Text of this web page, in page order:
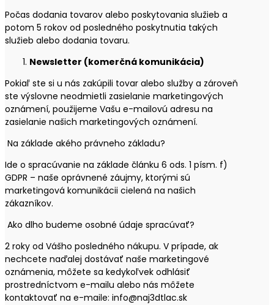
Počas dodania tovarov alebo poskytovania služieb a
potom 5 rokov od posledného poskytnutia takých
služieb alebo dodania tovaru.
Newsletter (komerčná komunikácia)
Pokiaľ ste si u nás zakúpili tovar alebo služby a zároveň
ste výslovne neodmietli zasielanie marketingových
oznámení, použijeme Vašu e-mailovú adresu na
zasielanie našich marketingových oznámení.
Na základe akého právneho základu?
Ide o spracúvanie na základe článku 6 ods. 1 písm. f)
GDPR – naše oprávnené záujmy, ktorými sú
marketingová komunikácii cielená na našich
zákazníkov.
Ako dlho budeme osobné údaje spracúvať?
2 roky od Vášho posledného nákupu. V prípade, ak
nechcete naďalej dostávať naše marketingové
oznámenia, môžete sa kedykoľvek odhlásiť
prostredníctvom e-mailu alebo nás môžete
kontaktovať na e-maile: info@naj3dtlac.sk